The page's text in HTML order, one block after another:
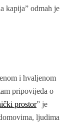
kapija” odmah je
i hvaljenom
pripovijeda o
prostor” je
ljudima